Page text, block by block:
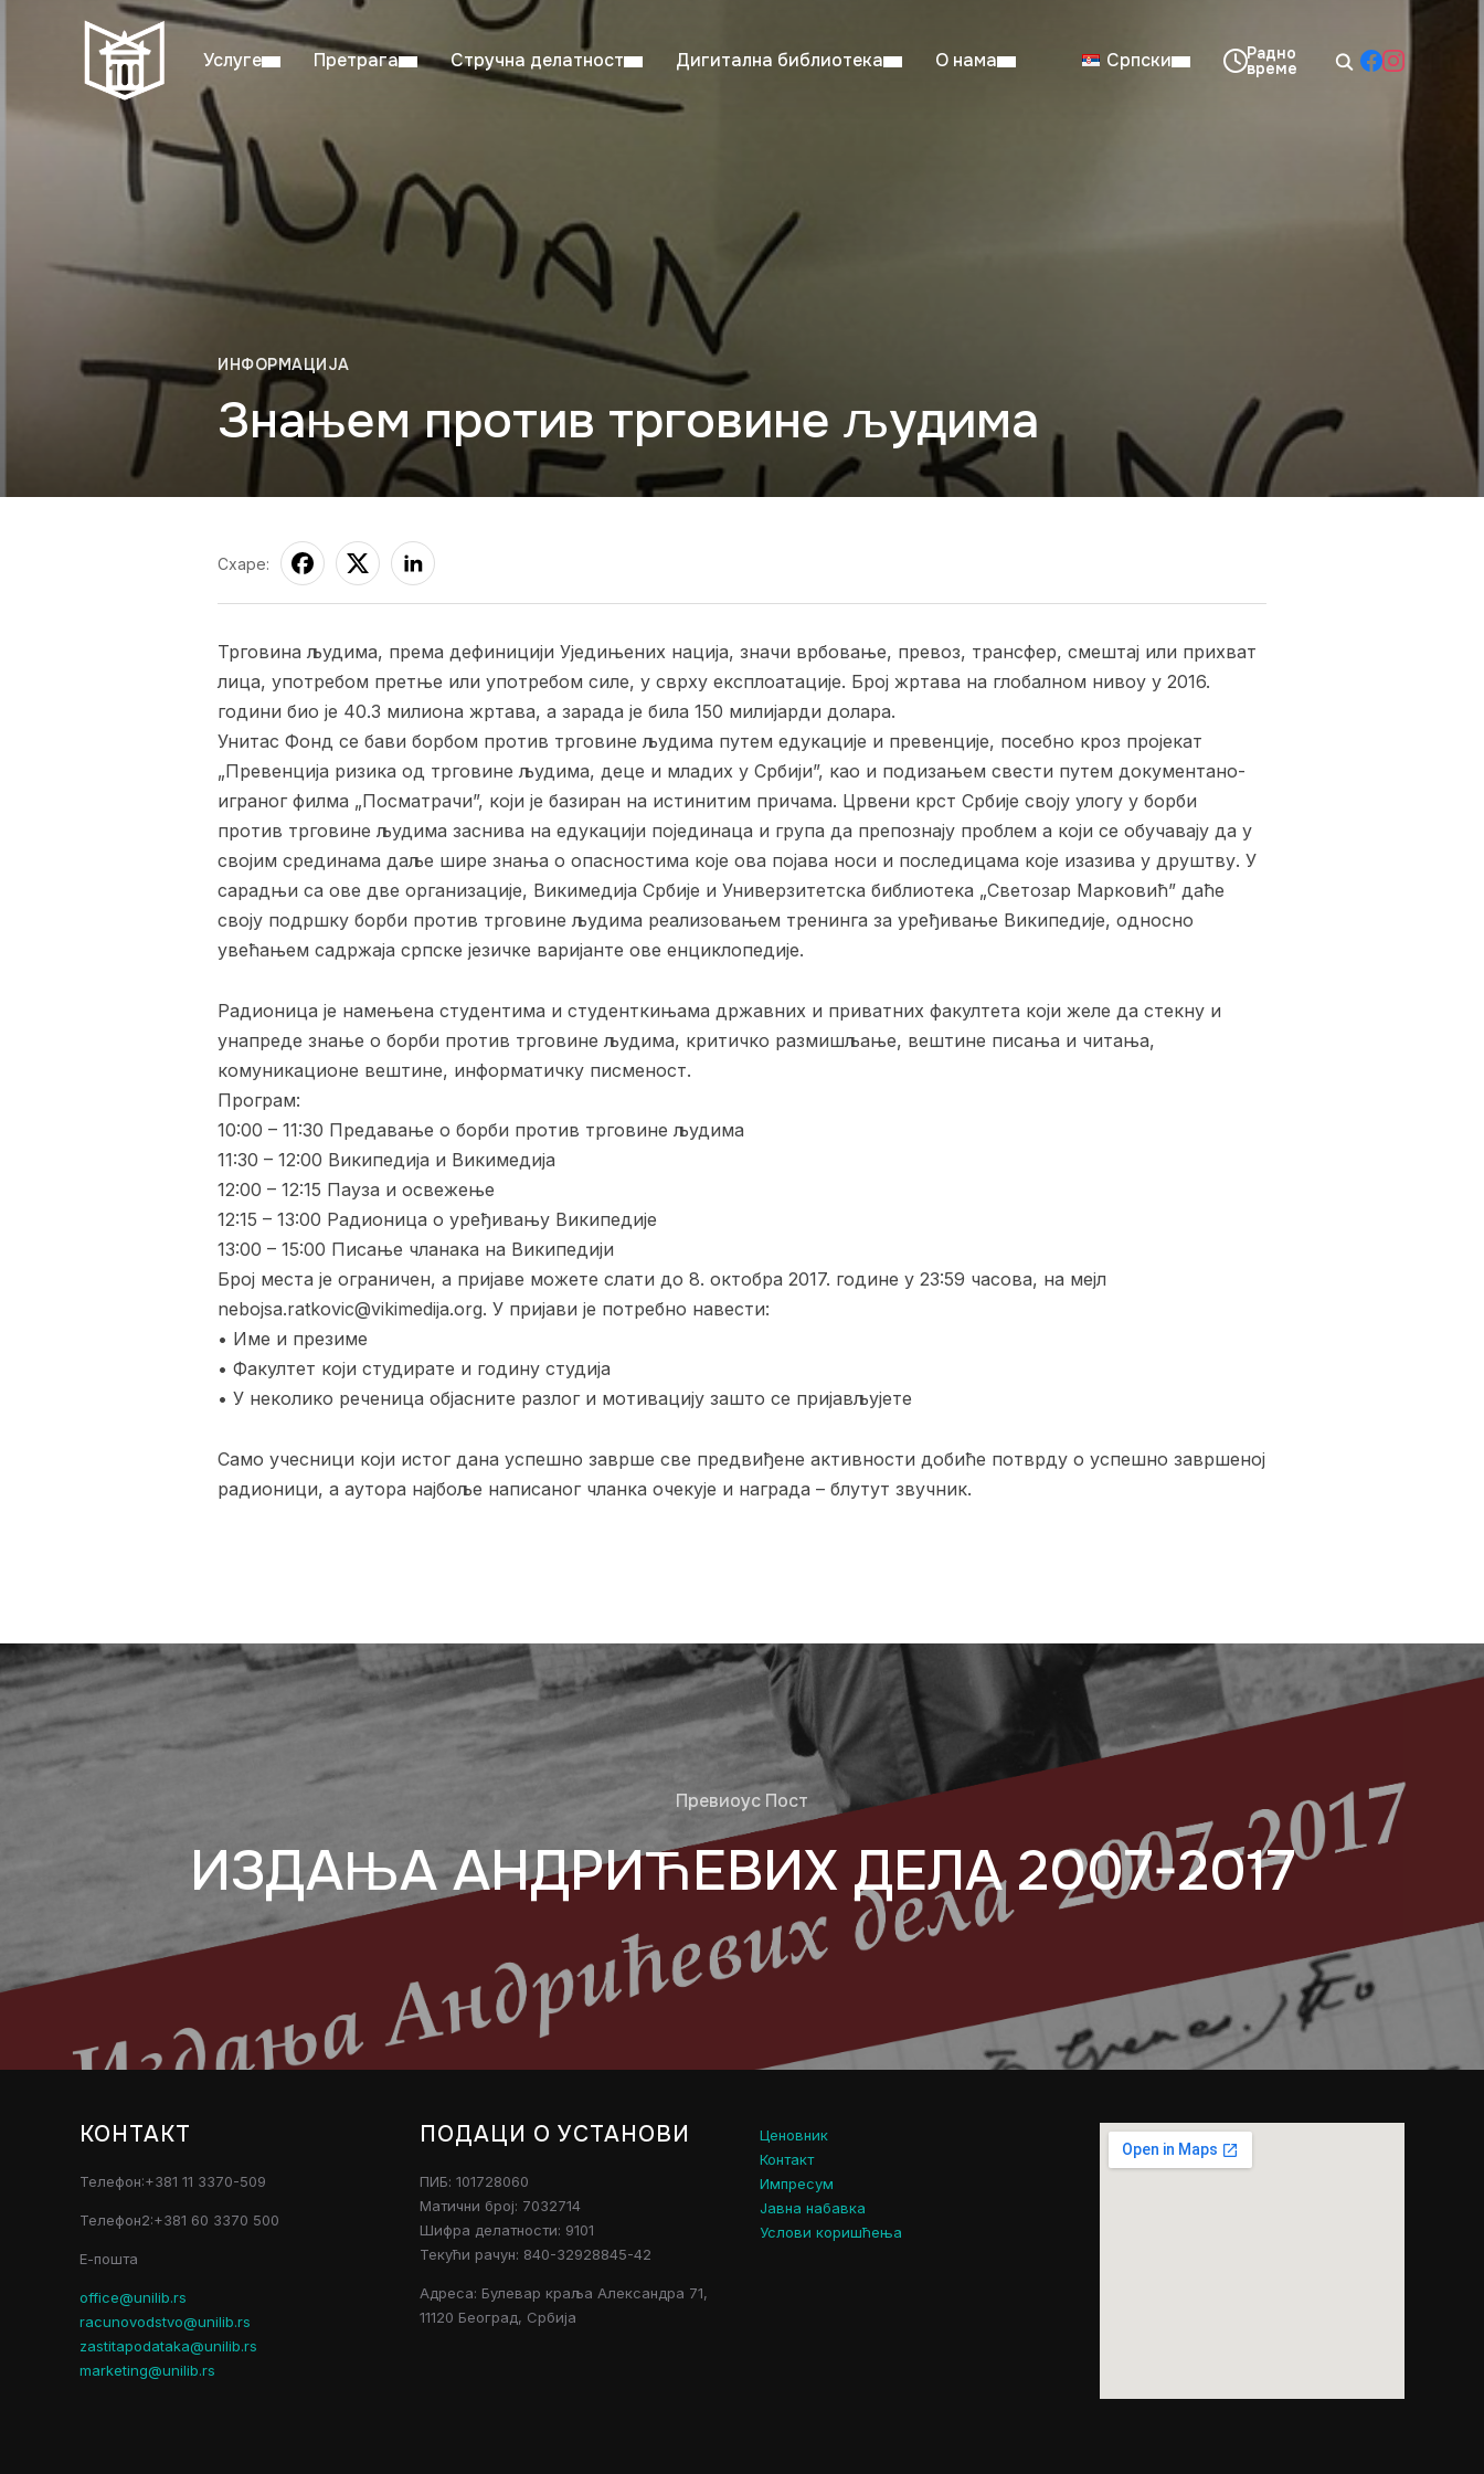
Услуге Претрага Стручна делатност Дигитална библиотека О нама Српски
ИНФОРМАЦИЈА
Знањем против трговине људима
Схаре:
Трговина људима, према дефиницији Уједињених нација, значи врбовање, превоз, трансфер, смештај или прихват
лица, употребом претње или употребом силе, у сврху експлоатације. Број жртава на глобалном нивоу у 2016.
години био је 40.3 милиона жртава, а зарада је била 150 милијарди долара.
Унитас Фонд се бави борбом против трговине људима путем едукације и превенције, посебно кроз пројекат
„Превенција ризика од трговине људима, деце и младих у Србији”, као и подизањем свести путем документано-
играног филма „Посматрачи”, који је базиран на истинитим причама. Црвени крст Србије своју улогу у борби
против трговине људима заснива на едукацији појединаца и група да препознају проблем а који се обучавају да у
својим срединама даље шире знања о опасностима које ова појава носи и последицама које изазива у друштву. У
сарадњи са ове две организације, Викимедија Србије и Универзитетска библиотека „Светозар Марковић” даће
своју подршку борби против трговине људима реализовањем тренинга за уређивање Википедије, односно
увећањем садржаја српске језичке варијанте ове енциклопедије.
Радионица је намењена студентима и студенткињама државних и приватних факултета који желе да стекну и
унапреде знање о борби против трговине људима, критичко размишљање, вештине писања и читања,
комуникационе вештине, информатичку писменост.
Програм:
10:00 – 11:30 Предавање о борби против трговине људима
11:30 – 12:00 Википедија и Викимедија
12:00 – 12:15 Пауза и освежење
12:15 – 13:00 Радионица о уређивању Википедије
13:00 – 15:00 Писање чланака на Википедији
Број места је ограничен, а пријаве можете слати до 8. октобра 2017. године у 23:59 часова, на мејл
nebojsa.ratkovic@vikimedija.org. У пријави је потребно навести:
• Име и презиме
• Факултет који студирате и годину студија
• У неколико реченица објасните разлог и мотивацију зашто се пријављујете
Само учесници који истог дана успешно заврше све предвиђене активности добиће потврду о успешно завршеној
радионици, а аутора најбоље написаног чланка очекује и награда – блутут звучник.
Превиоус Пост
ИЗДАЊА АНДРИЋЕВИХ ДЕЛA 2007-2017
КОНТАКТ
Телефон:+381 11 3370-509
Телефон2:+381 60 3370 500
Е-пошта
office@unilib.rs
racunovodstvo@unilib.rs
zastitapodataka@unilib.rs
marketing@unilib.rs
ПОДАЦИ О УСТАНОВИ
ПИБ: 101728060
Матични број: 7032714
Шифра делатности: 9101
Текући рачун: 840-32928845-42
Адреса: Булевар краља Александра 71,
11120 Београд, Србија
Ценовник
Контакт
Импресум
Јавна набавка
Услови коришћења
Пон–пет: 08:00–20:00
Радно време од 06. јула до 29. августа